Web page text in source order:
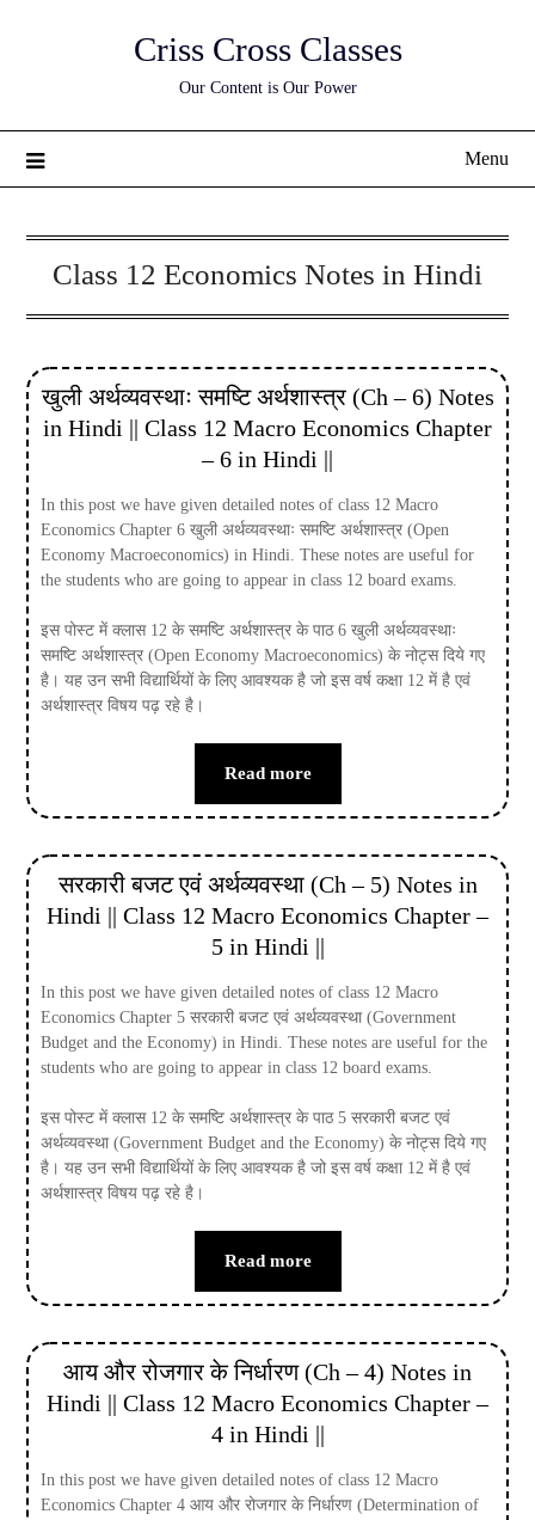
Criss Cross Classes
Our Content is Our Power
Menu
Class 12 Economics Notes in Hindi
खुली अर्थव्यवस्थाः समष्टि अर्थशास्त्र (Ch – 6) Notes
in Hindi || Class 12 Macro Economics Chapter
– 6 in Hindi ||
In this post we have given detailed notes of class 12 Macro
Economics Chapter 6 खुली अर्थव्यवस्थाः समष्टि अर्थशास्त्र (Open
Economy Macroeconomics) in Hindi. These notes are useful for
the students who are going to appear in class 12 board exams.
इस पोस्ट में क्लास 12 के समष्टि अर्थशास्त्र के पाठ 6 खुली अर्थव्यवस्थाः
समष्टि अर्थशास्त्र (Open Economy Macroeconomics) के नोट्स दिये गए
है। यह उन सभी विद्यार्थियों के लिए आवश्यक है जो इस वर्ष कक्षा 12 में है एवं
अर्थशास्त्र विषय पढ़ रहे है।
Read more
सरकारी बजट एवं अर्थव्यवस्था (Ch – 5) Notes in
Hindi || Class 12 Macro Economics Chapter –
5 in Hindi ||
In this post we have given detailed notes of class 12 Macro
Economics Chapter 5 सरकारी बजट एवं अर्थव्यवस्था (Government
Budget and the Economy) in Hindi. These notes are useful for the
students who are going to appear in class 12 board exams.
इस पोस्ट में क्लास 12 के समष्टि अर्थशास्त्र के पाठ 5 सरकारी बजट एवं
अर्थव्यवस्था (Government Budget and the Economy) के नोट्स दिये गए
है। यह उन सभी विद्यार्थियों के लिए आवश्यक है जो इस वर्ष कक्षा 12 में है एवं
अर्थशास्त्र विषय पढ़ रहे है।
Read more
आय और रोजगार के निर्धारण (Ch – 4) Notes in
Hindi || Class 12 Macro Economics Chapter –
4 in Hindi ||
In this post we have given detailed notes of class 12 Macro
Economics Chapter 4 आय और रोजगार के निर्धारण (Determination of